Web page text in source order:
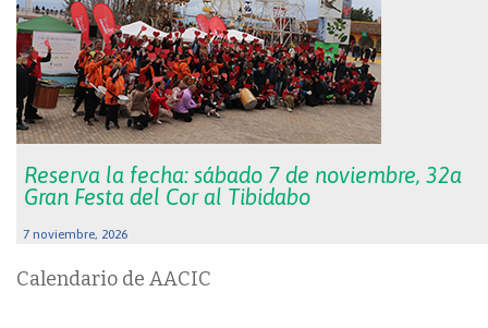
Reserva la fecha: sábado 7 de noviembre, 32a
Gran Festa del Cor al Tibidabo
7 noviembre, 2026
Calendario de AACIC